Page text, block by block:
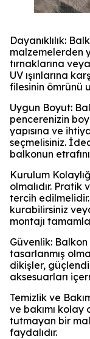
Dayanıklılık:
malzemelerden
tırnaklarına
UV ışınlarına
filesinin ömrünü
Uygun Boyut:
pencerenizin
yapısına ve
seçmelisiniz.
balkonun
Kurulum
olmalıdır. Pratik
tercih
kurabilirsiniz
montajı
Güvenlik:
tasarlanmış
dikişler,
aksesuarları
Temizlik ve
ve bakımı kolay
tutmayan bir
faydalıdır.